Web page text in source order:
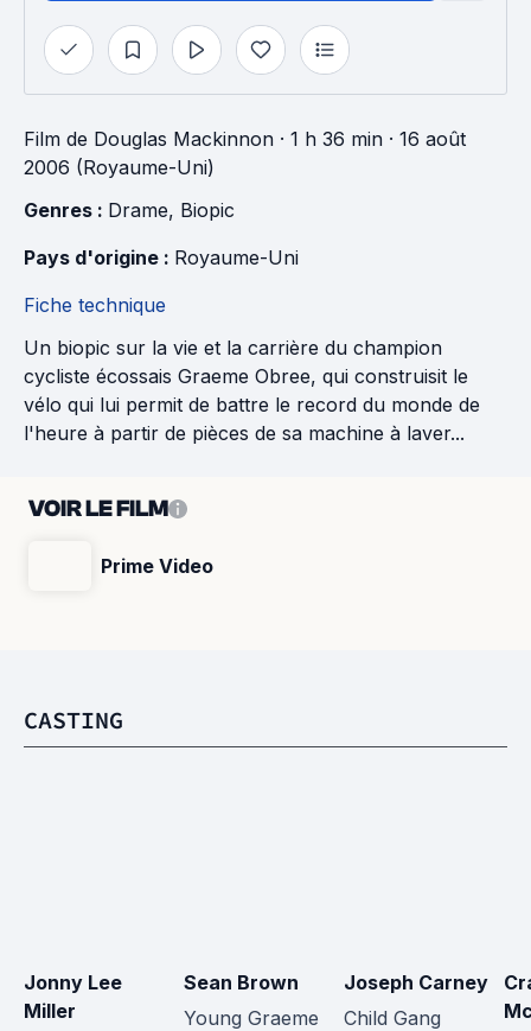
Film de Douglas Mackinnon · 1 h 36 min · 16 août
2006 (Royaume-Uni)
Genres : Drame, Biopic
Pays d'origine : Royaume-Uni
Fiche technique
Un biopic sur la vie et la carrière du champion
cycliste écossais Graeme Obree, qui construisit le
vélo qui lui permit de battre le record du monde de
l'heure à partir de pièces de sa machine à laver...
VOIR LE FILM
Prime Video
CASTING
Jonny Lee
Miller
Sean Brown
Young Graeme
Joseph Carney
Child Gang